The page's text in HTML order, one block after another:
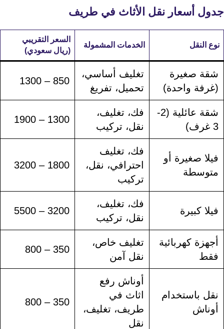
جدول أسعار نقل الأثاث في طريف
نوع النقل الخدمات المشمولة
السعر التقريبي
(ريال سعودي)
شقة صغيرة
(غرفة واحدة)
تغليف أساسي،
تحميل، تفريغ
850 – 1300
شقة عائلية (2-
3 غرف)
فك، تغليف،
نقل، تركيب
1300 – 1900
فيلا صغيرة أو
متوسطة
فك، تغليف
احترافي، نقل،
تركيب
1800 – 3200
فيلا كبيرة
فك، تغليف،
نقل، تركيب
3200 – 5500
أجهزة كهربائية
فقط
تغليف خاص،
نقل آمن
350 – 800
نقل باستخدام
أوناش
أوناش رفع
اثاث في
طريف، تغليف،
نقل
350 – 800